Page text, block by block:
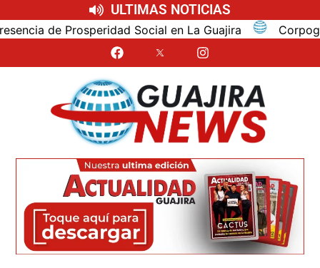
ULTIMAS NOTICIAS
de Prosperidad Social en La Guajira